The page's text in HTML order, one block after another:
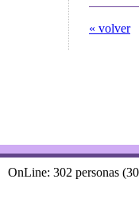
« volver
OnLine: 302 personas